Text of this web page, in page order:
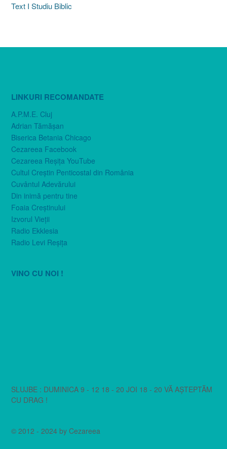
Text I Studiu Biblic
LINKURI RECOMANDATE
A.P.M.E. Cluj
Adrian Tămăşan
Biserica Betania Chicago
Cezareea Facebook
Cezareea Reşiţa YouTube
Cultul Creştin Penticostal din România
Cuvântul Adevărului
Din inimă pentru tine
Foaia Creştinului
Izvorul Vieţii
Radio Ekklesia
Radio Levi Reşiţa
VINO CU NOI !
SLUJBE : DUMINICA 9 - 12 18 - 20 JOI 18 - 20 VĂ AȘTEPTĂM
CU DRAG !
© 2012 - 2024 by Cezareea